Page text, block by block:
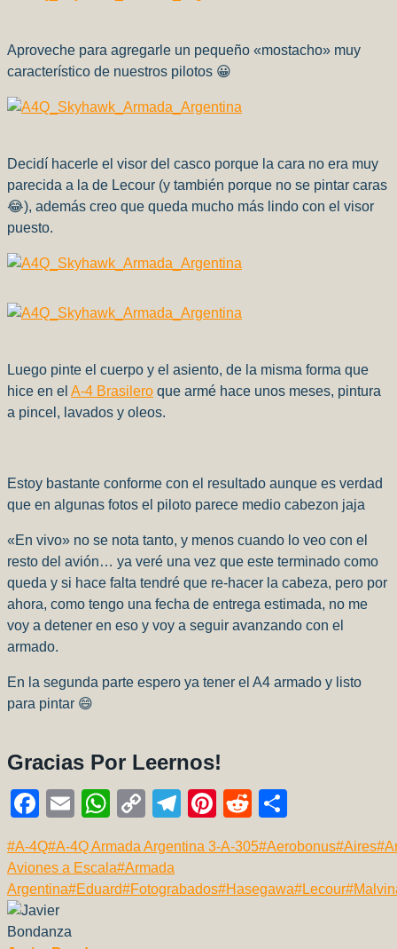
Aproveche para agregarle un pequeño «mostacho» muy
característico de nuestros pilotos 😀
Decidí hacerle el visor del casco porque la cara no era muy
parecida a la de Lecour (y también porque no se pintar caras
😂), además creo que queda mucho más lindo con el visor
puesto.
Luego pinte el cuerpo y el asiento, de la misma forma que
hice en el A-4 Brasilero que armé hace unos meses, pintura
a pincel, lavados y oleos.
Estoy bastante conforme con el resultado aunque es verdad
que en algunas fotos el piloto parece medio cabezon jaja
«En vivo» no se nota tanto, y menos cuando lo veo con el
resto del avión… ya veré una vez que este terminado como
queda y si hace falta tendré que re-hacer la cabeza, pero por
ahora, como tengo una fecha de entrega estimada, no me
voy a detener en eso y voy a seguir avanzando con el
armado.
En la segunda parte espero ya tener el A4 armado y listo
para pintar 😄
Gracias Por Leernos!
F
c
e
b
E
ail
W
at
s
C
p
y
T
e
gr
Pi
er
e
R
d
di
m
p
Etiquetas
de
la
entrada:
#A-4Q#A-4Q Armada Argentina 3-A-305#Aerobonus#Aires#
Aviones a Escala#Armada
Argentina#Eduard#Fotograbados#Hasegawa#Lecour#